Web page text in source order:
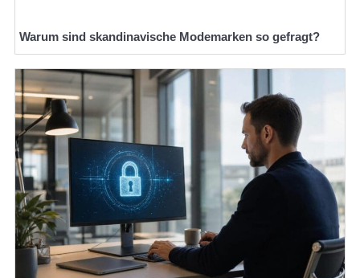
Warum sind skandinavische Modemarken so gefragt?